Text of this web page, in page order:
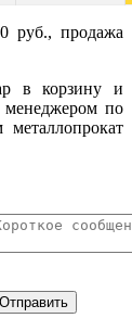
руб., продажа
в корзину и
менеджером по
Отправить